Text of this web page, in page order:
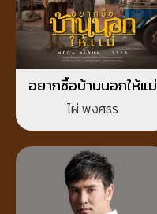
อยากซื้อบ้านนอกให้แม่
ไผ่ พงศธร